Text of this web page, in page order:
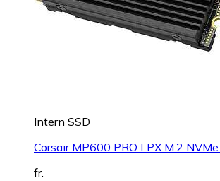
Intern SSD
Corsair MP600 PRO LPX M.2
fr.